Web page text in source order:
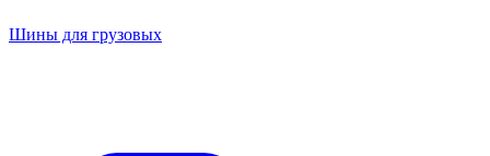
Шины для грузовых